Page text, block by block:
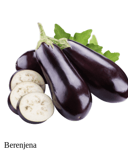
Berenjena